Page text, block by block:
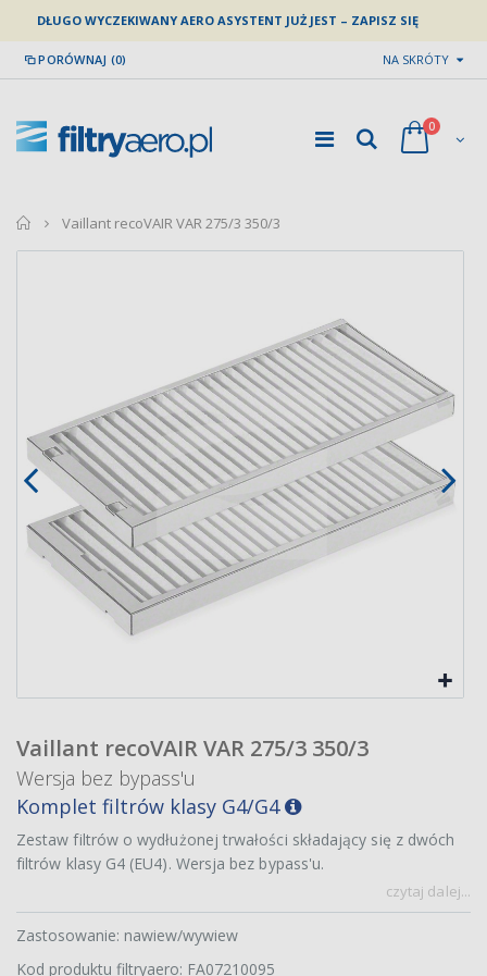
DŁUGO WYCZEKIWANY AERO ASYSTENT JUŻ JEST – ZAPISZ SIĘ
PORÓWNAJ (0) NA SKRÓTY
0
home
Vaillant recoVAIR VAR 275/3 350/3
Vaillant recoVAIR VAR 275/3 350/3
Wersja bez bypass'u
Komplet filtrów klasy G4/G4
Zestaw filtrów o wydłużonej trwałości składający się z dwóch
filtrów klasy G4 (EU4). Wersja bez bypass'u.
czytaj dalej...
Zastosowanie: nawiew/wywiew
Kod produktu filtryaero: FA07210095